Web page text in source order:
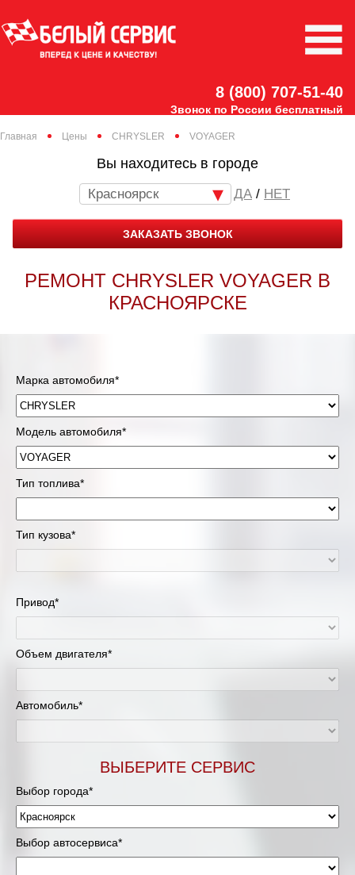
8 (800) 707-51-40
Звонок по России бесплатный
Главная Цены CHRYSLER VOYAGER
Вы находитесь в городе
Красноярск / НЕТ
ЗАКАЗАТЬ ЗВОНОК
РЕМОНТ CHRYSLER VOYAGER В
КРАСНОЯРСКЕ
Марка автомобиля*
Модель автомобиля*
Тип топлива*
Тип кузова*
Привод*
Объем двигателя*
Автомобиль*
ВЫБЕРИТЕ СЕРВИС
Выбор города*
Выбор автосервиса*